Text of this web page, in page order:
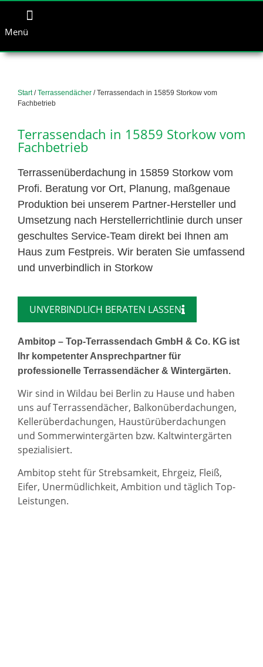
Menü
Start/Terrassendächer / Terrassendach in 15859 Storkow vom
Fachbetrieb
Terrassendach in 15859 Storkow vom
Fachbetrieb
Terrassenüberdachung in 15859 Storkow vom
Profi. Beratung vor Ort, Planung, maßgenaue
Produktion bei unserem Partner-Hersteller und
Umsetzung nach Herstellerrichtlinie durch unser
geschultes Service-Team direkt bei Ihnen am
Haus zum Festpreis. Wir beraten Sie umfassend
und unverbindlich in Storkow
UNVERBINDLICH BERATEN LASSEN
Ambitop – Top-Terrassendach GmbH & Co. KG ist
Ihr kompetenter Ansprechpartner für
professionelle Terrassendächer & Wintergärten.
Wir sind in Wildau bei Berlin zu Hause und haben
uns auf Terrassendächer, Balkonüberdachungen,
Kellerüberdachungen, Haustürüberdachungen
und Sommerwintergärten bzw. Kaltwintergärten
spezialisiert.
Ambitop steht für Strebsamkeit, Ehrgeiz, Fleiß,
Eifer, Unermüdlichkeit, Ambition und täglich Top-
Leistungen.